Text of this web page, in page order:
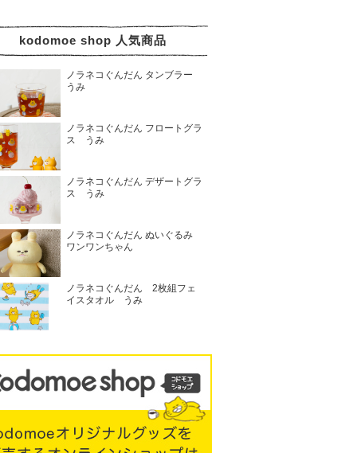
kodomoe shop 人気商品
ノラネコぐんだん タンブラー
うみ
ノラネコぐんだん フロートグラ
ス うみ
ノラネコぐんだん デザートグラ
ス うみ
ノラネコぐんだん ぬいぐるみ
ワンワンちゃん
ノラネコぐんだん 2枚組フェ
イスタオル うみ